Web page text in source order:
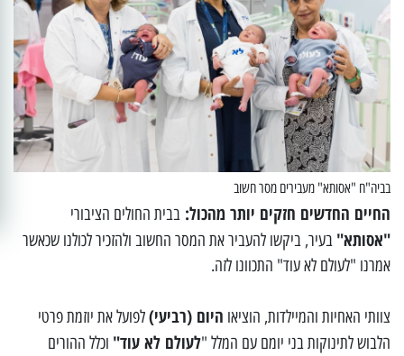
בביה"ח "אסותא" מעבירים מסר חשוב
החיים החדשים חזקים יותר מהכול: בבית החולים הציבורי
"אסותא" בעיר, ביקשו להעביר את המסר החשוב ולהזכיר לכולנו שכאשר
אמרנו "לעולם לא עוד" התכוונו לזה.
צוותי האחיות והמיילדות, הוציאו היום (רביעי)לפועל את יוזמת פרטי
הלבוש לתינוקות בני יומם עם המלל "לעולם לא עוד" וכלל ההורים